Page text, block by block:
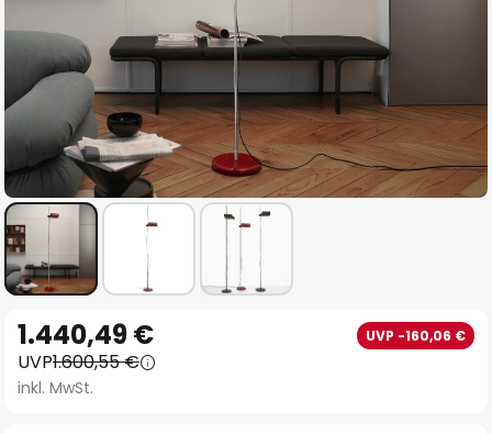
Anfang
der
Bildgalerie
1.440,49 € UVP -160,06 €
UVP1.600,55 €
inkl. MwSt.